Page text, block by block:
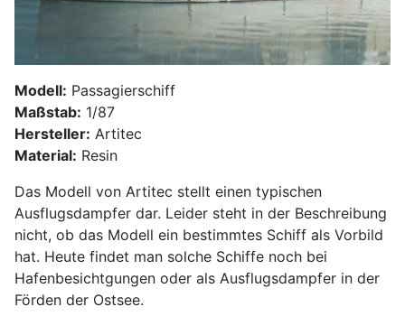
Modell: Passagierschiff
Maßstab: 1/87
Hersteller: Artitec
Material: Resin
Das Modell von Artitec stellt einen typischen
Ausflugsdampfer dar. Leider steht in der Beschreibung
nicht, ob das Modell ein bestimmtes Schiff als Vorbild
hat. Heute findet man solche Schiffe noch bei
Hafenbesichtgungen oder als Ausflugsdampfer in der
Förden der Ostsee.